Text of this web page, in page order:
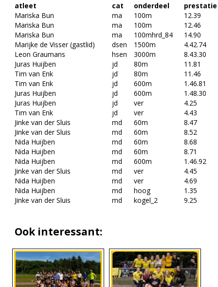
atleet cat onderdeel
prestatie
Mariska Bun
ma 100m
12.39
Mariska Bun
ma 100m
12.46
Mariska Bun
ma 100mhrd_84
14.90
Marijke de Visser (gastlid)
dsen 1500m
4.42.74
Leon Graumans
hsen 3000m
8.43.30
Juras Huijben
jd 80m
11.81
Tim van Enk
jd 80m
11.46
Tim van Enk
jd 600m
1.46.81
Juras Huijben
jd 600m
1.48.30
Juras Huijben
jd ver
4.25
Tim van Enk
jd ver
4.43
Jinke van der Sluis
md 60m
8.47
Jinke van der Sluis
md 60m
8.52
Nida Huijben
md 60m
8.68
Nida Huijben
md 60m
8.71
Nida Huijben
md 600m
1.46.92
Jinke van der Sluis
md ver
4.45
Nida Huijben
md ver
4.69
Nida Huijben
md hoog
1.35
Jinke van der Sluis
md kogel_2 9.25
Ook interessant: